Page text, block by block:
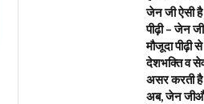
जेन जी ऐसी
पीढ़ी – जेन
मौजूदा पीढ़ी
देशभक्ति व
असर करती
अब, जेन